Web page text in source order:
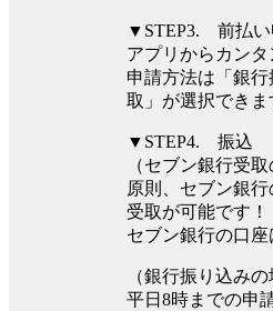
▼STEP3. 前払い
アプリからカンタ
申請方法は「銀
取」が選択できま
▼STEP4. 振込
（セブン銀行受取
原則、セブン銀
受取が可能です！
セブン銀行の口座
（銀行振り込みの
平⽇8時までの申